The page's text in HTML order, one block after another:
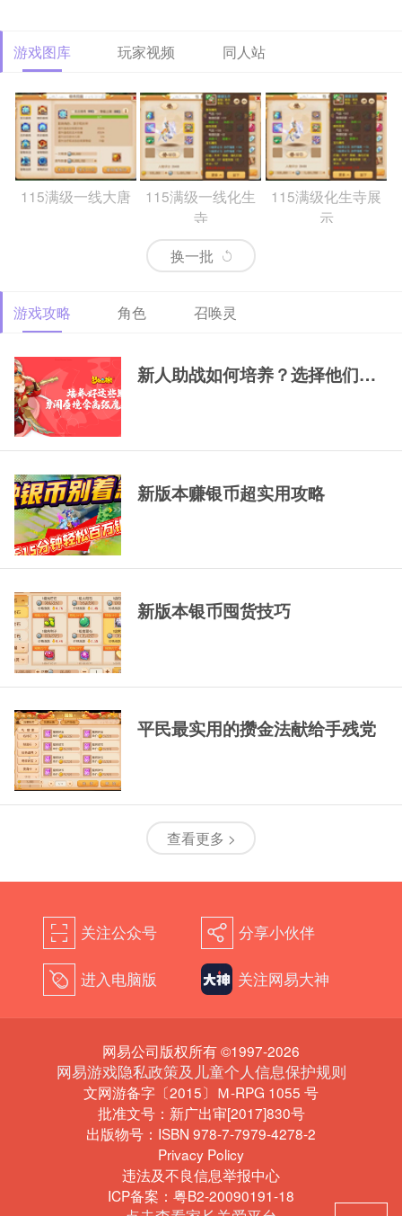
游戏图库 玩家视频 同人站
115满级一线大唐
115满级一线化生
寺
115满级化生寺展
示
示
示
换一批
游戏攻略 角色 召唤灵
新人助战如何培养？选择他们，一
新版本赚银币超实用攻略
新版本银币囤货技巧
平民最实用的攒金法献给手残党
查看更多 >
򰀁 关注公众号 򰀂 分享小伙伴
򰀄 进入电脑版 关注网易大神
网易公司版权所有 ©1997-2026
网易游戏隐私政策及儿童个人信息保护规则
文网游备字〔2015〕Ｍ-RPG 1055 号
批准文号：新广出审[2017]830号
出版物号：ISBN 978-7-7979-4278-2
Privacy Policy
违法及不良信息举报中心
ICP备案：粤B2-20090191-18